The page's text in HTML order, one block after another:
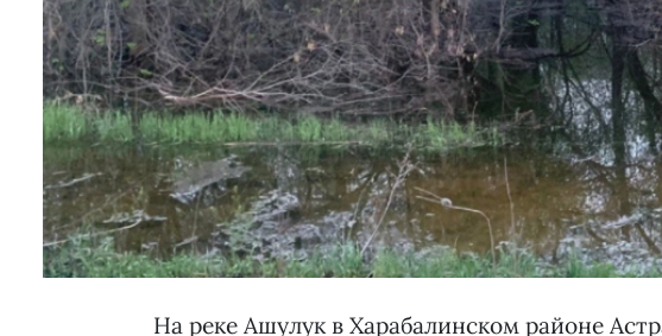
На реке Ашулук в Харабалинском районе